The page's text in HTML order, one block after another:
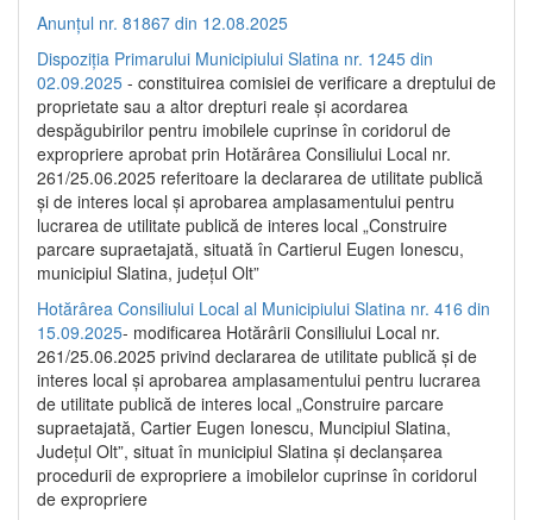
Anunțul nr. 81867 din 12.08.2025
Dispoziția Primarului Municipiului Slatina nr. 1245 din
02.09.2025 - constituirea comisiei de verificare a dreptului de
proprietate sau a altor drepturi reale și acordarea
despăgubirilor pentru imobilele cuprinse în coridorul de
expropriere aprobat prin Hotărârea Consiliului Local nr.
261/25.06.2025 referitoare la declararea de utilitate publică
și de interes local și aprobarea amplasamentului pentru
lucrarea de utilitate publică de interes local „Construire
parcare supraetajată, situată în Cartierul Eugen Ionescu,
municipiul Slatina, județul Olt”
Hotărârea Consiliului Local al Municipiului Slatina nr. 416 din
15.09.2025- modificarea Hotărârii Consiliului Local nr.
261/25.06.2025 privind declararea de utilitate publică și de
interes local și aprobarea amplasamentului pentru lucrarea
de utilitate publică de interes local „Construire parcare
supraetajată, Cartier Eugen Ionescu, Muncipiul Slatina,
Județul Olt”, situat în municipiul Slatina și declanșarea
procedurii de expropriere a imobilelor cuprinse în coridorul
de expropriere